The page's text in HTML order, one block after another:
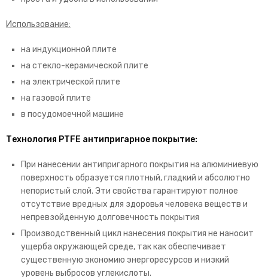
Использование:
на индукционной плите
на стекло-керамической плите
на электрической плите
на газовой плите
в посудомоечной машине
Технология PTFE антипригарное покрытие:
При нанесении антипригарного покрытия на алюминиевую
поверхность образуется плотный, гладкий и абсолютно
непористый слой. Эти свойства гарантируют полное
отсутствие вредных для здоровья человека веществ и
непревзойденную долговечность покрытия
Производственный цикл нанесения покрытия не наносит
ущерба окружающей среде, так как обеспечивает
существенную экономию энергоресурсов и низкий
уровень выбросов углекислоты.